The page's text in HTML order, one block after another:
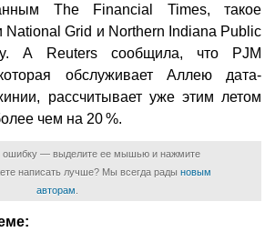
The Financial Times, такое
Grid и Northern Indiana Public
А Reuters сообщила, что PJM
обслуживает Аллею дата-
рассчитывает уже этим летом
чем на 20 %.
ошибку — выделите ее мышью и нажмите
написать лучше? Мы всегда рады новым
авторам